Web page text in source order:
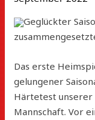
Geglückter
Das erste
gelungener
Härtetest unserer
Mannschaft. Vor